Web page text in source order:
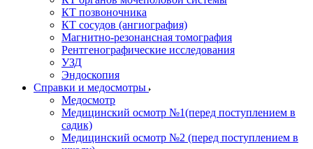
КТ позвоночника
КТ сосудов (ангиография)
Магнитно-резонансная томография
Рентгенографические исследования
УЗД
Эндоскопия
Справки и медосмотры
Медосмотр
Медицинский осмотр №1(перед поступлением в
садик)
Медицинский осмотр №2 (перед поступлением в